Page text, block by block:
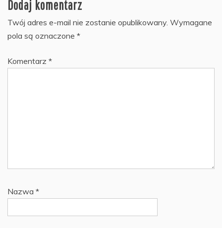
Dodaj komentarz
Twój adres e-mail nie zostanie opublikowany. Wymagane
pola są oznaczone *
Komentarz *
Nazwa *